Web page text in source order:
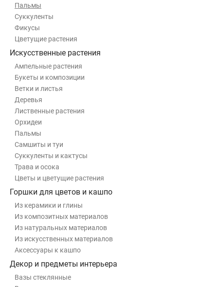
Пальмы
Суккуленты
Фикусы
Цветущие растения
Искусственные растения
Ампельные растения
Букеты и композиции
Ветки и листья
Деревья
Лиственные растения
Орхидеи
Пальмы
Самшиты и туи
Суккуленты и кактусы
Трава и осока
Цветы и цветущие растения
Горшки для цветов и кашпо
Из керамики и глины
Из композитных материалов
Из натуральных материалов
Из искусственных материалов
Аксессуары к кашпо
Декор и предметы интерьера
Вазы стеклянные